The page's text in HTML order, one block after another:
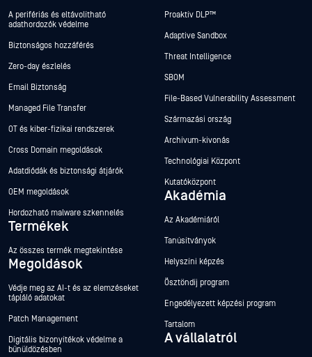
A perifériás és eltávolítható
adathordozók védelme
Biztonságos hozzáférés
Zero-day észlelés
Email Biztonság
Managed File Transfer
OT és kiber-fizikai rendszerek
Cross Domain megoldások
Adatdiódák és biztonsági átjárók
OEM megoldások
Hordozható malware szkennelés
Termékek
Az összes termék megtekintése
Megoldások
Védje meg az AI-t és az elemzéseket
tápláló adatokat
Patch Management
Digitális bizonyítékok védelme a
bűnüldözésben
Proaktív DLP™
Adaptive Sandbox
Threat Intelligence
SBOM
File-Based Vulnerability Assessment
Származási ország
Archívum-kivonás
Technológiai Központ
Kutatóközpont
Akadémia
Az Akadémiáról
Tanúsítványok
Helyszíni képzés
Ösztöndíj program
Engedélyezett képzési program
Tartalom
A vállalatról